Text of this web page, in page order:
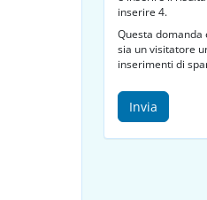
inserire 4.
Questa domanda
sia un visitatore